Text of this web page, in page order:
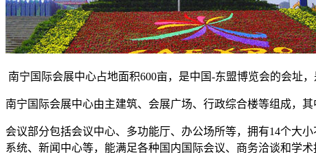
南宁国际会展中心占地面积600亩，是中国-东盟博览会的会址
南宁国际会展中心由主建筑、会展广场、行政综合楼等组成，
会议部分包括会议中心、多功能厅、办公场所等，拥有14个大
系统、新闻中心等，能满足各种国内国际会议、商务洽谈和学